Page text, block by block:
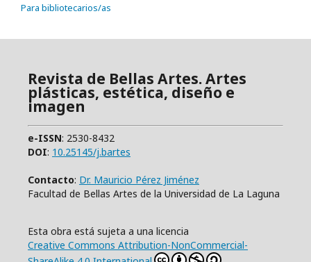
Para bibliotecarios/as
Revista de Bellas Artes. Artes
plásticas, estética, diseño e
imagen
e-ISSN: 2530-8432
DOI: 10.25145/j.bartes
Contacto: Dr. Mauricio Pérez Jiménez
Facultad de Bellas Artes de la Universidad de La Laguna
Esta obra está sujeta a una licencia
Creative Commons Attribution-NonCommercial-